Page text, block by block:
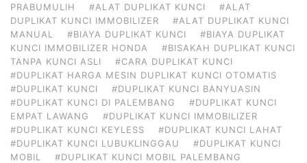
PRABUMULIH
#ALAT DUPLIKAT KUNCI
#ALAT
DUPLIKAT KUNCI IMMOBILIZER
#ALAT DUPLIKAT KUNCI
MANUAL
#BIAYA DUPLIKAT KUNCI
#BIAYA DUPLIKAT
KUNCI IMMOBILIZER HONDA
#BISAKAH DUPLIKAT KUNCI
TANPA KUNCI ASLI
#CARA DUPLIKAT KUNCI
#DUPLIKAT HARGA MESIN DUPLIKAT KUNCI OTOMATIS
#DUPLIKAT KUNCI
#DUPLIKAT KUNCI BANYUASIN
#DUPLIKAT KUNCI DI PALEMBANG
#DUPLIKAT KUNCI
EMPAT LAWANG
#DUPLIKAT KUNCI IMMOBILIZER
#DUPLIKAT KUNCI KEYLESS
#DUPLIKAT KUNCI LAHAT
#DUPLIKAT KUNCI LUBUKLINGGAU
#DUPLIKAT KUNCI
MOBIL
#DUPLIKAT KUNCI MOBIL PALEMBANG